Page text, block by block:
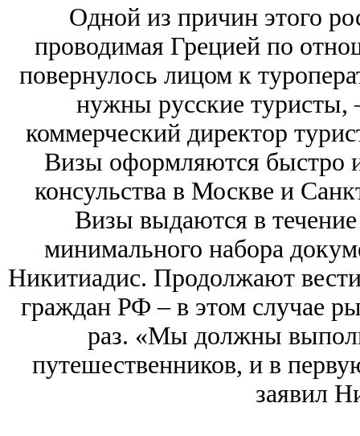
Одной из причин этого
проводимая Грецией по
повернулось лицом к
нужны русские туристы,
коммерческий директор
Визы оформляются быстро
консульства в Москве и
Визы выдаются в
минимального набора
Никитиадис. Продолжают
граждан РФ – в этом случае
раз. «Мы должны
путешественников, и в
заявил